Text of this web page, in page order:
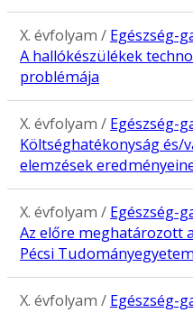
X. évfolyam / Egészség-
A hallókészülékek
problémája
X. évfolyam / Egészség-
Költséghatékonyság és/
elemzések
X. évfolyam / Egészség-
Az előre meghatározott
Pécsi
X. évfolyam / Egészség-